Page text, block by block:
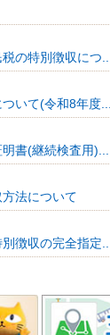
の特別徴収につ...
いて(令和8年度...
書(継続検査用)...
法について
徴収の完全指定...